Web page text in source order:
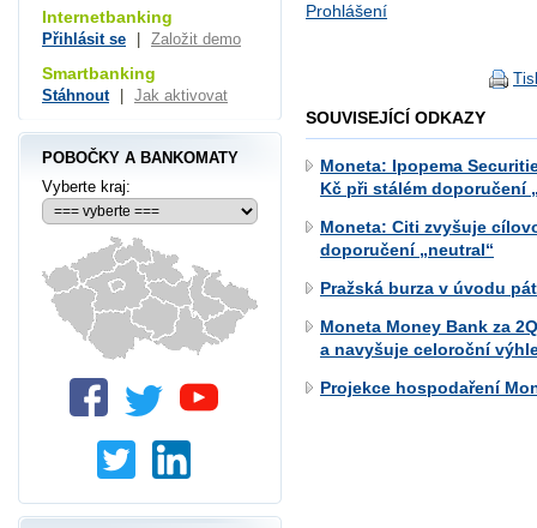
Prohlášení
SOUVISEJÍCÍ ODKAZY
Moneta: Ipopema
Kč při stálém doporučení
Moneta: Citi zvyšuje
doporučení „neutral“
Pražská burza v úvodu
Moneta Money Bank za
a navyšuje celoroční
Projekce hospodaření
Internetbanking
Přihlásit se Založit demo
Smartbanking
Stáhnout Jak aktivovat
POBOČKY A BANKOMATY
Vyberte kraj: